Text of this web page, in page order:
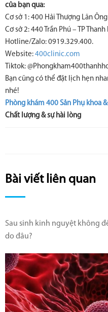
của bạn qua:
Cơ sở 1: 400 Hải Thượng Lãn Ông
Cơ sở 2: 440 Trần Phú – TP Thanh
Hotline/Zalo: 0919.329.400.
Website: 400clinic.com
Tiktok:
Bạn cũng có thể đặt lịch hẹn
nhé!
Phòng khám 400 Sản Phụ khoa
Chất lượng & sự hài lòng
Bài viết liên quan
Sau sinh kinh nguyệt không
do đâu?